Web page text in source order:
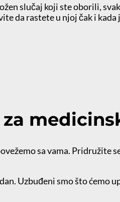
slučaj koji ste oborili,
da rastete u njoj čak i kada
sa vama. Pridružite
Uzbuđeni smo što ćemo